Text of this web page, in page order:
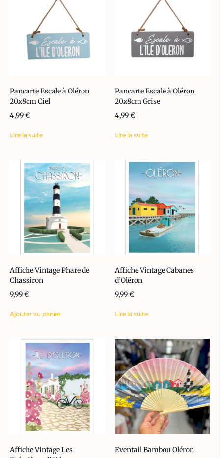
Pancarte Escale à Oléron
20x8cm Ciel
4,99€
Lire la suite
Pancarte Escale à Oléron
20x8cm Grise
4,99€
Lire la suite
Affiche Vintage Phare de
Chassiron
9,99€
Ajouter au panier
Affiche Vintage Cabanes
d’Oléron
9,99€
Lire la suite
Affiche Vintage Les
Eventail Bambou Oléron